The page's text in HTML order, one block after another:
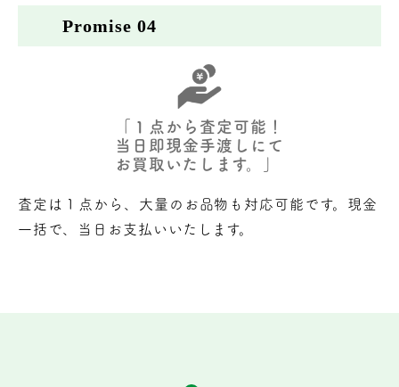
Promise 04
「１点から査定可能！
当日即現金手渡しにて
お買取いたします。」
査定は１点から、大量のお品物も対応可能です。現金
一括で、当日お支払いいたします。